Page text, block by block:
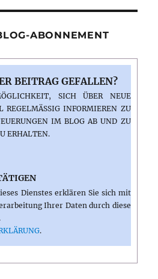
hinauf
Monte
ABONNEMENT
BEITRAG GEFALLEN?
SICH ÜBER NEUE
INFORMIEREN ZU L
IM BLOG AB UND ZU E
ERHALTEN.
Dienstes erklären Sie sich mit
Ihrer Daten durch diese
.